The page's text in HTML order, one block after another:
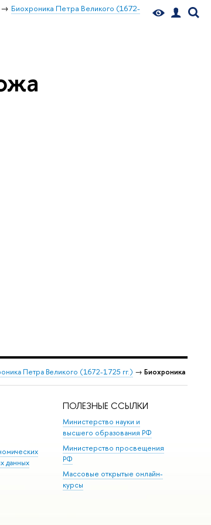
Биохроника Петра Великого (1672-
Петра Великого (1672-1725 гг.) → Биохроника
данных
ПОЛЕЗНЫЕ ССЫЛКИ
Министерство науки и
высшего образования РФ
Министерство просвещения
РФ
Массовые открытые онлайн-
курсы